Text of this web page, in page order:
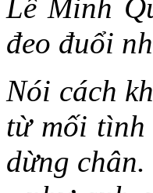
Lê Minh
đeo đuổi
Nói cách
từ mối tình
dừng